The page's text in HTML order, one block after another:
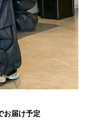
お届け予定